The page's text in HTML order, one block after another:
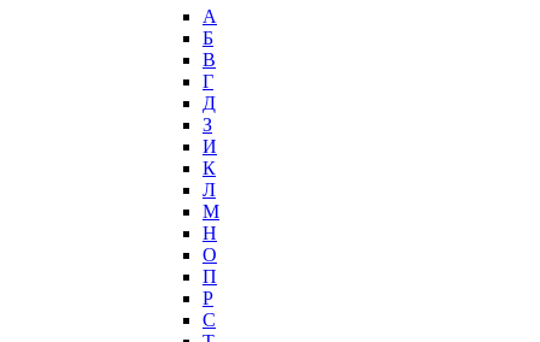
А
Б
В
Г
Д
З
И
К
Л
М
Н
О
П
Р
С